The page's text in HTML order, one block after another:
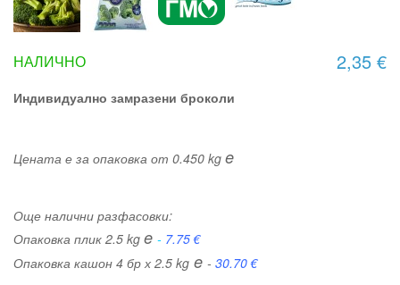
2,35 €
НАЛИЧНО
Индивидуално замразени броколи
Цената е за опаковка от 0.450 kg e
Още налични разфасовки:
Опаковка плик 2.5 kg e - 7.75 €
Опаковка кашон 4 бр х 2.5 kg e - 30.70 €